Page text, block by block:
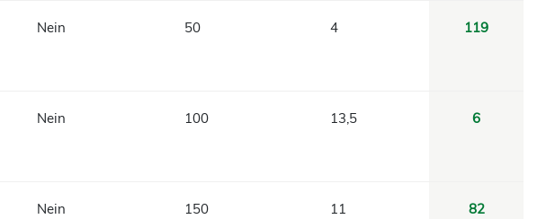
Nein 50 4 119
Nein 100 13,5 6
Nein 150 11 82